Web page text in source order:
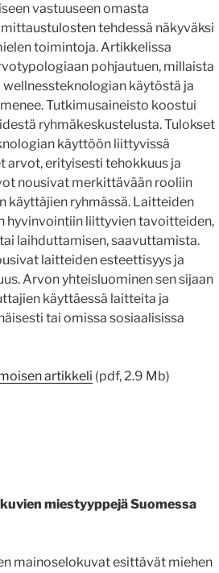
vastuuseen omasta
tehdessä näkyväksi
toimintoja. Artikkelissa
pohjautuen, millaista
käytöstä ja
Tutkimusaineisto koostui
ryhmäkeskustelusta. Tulokset
käyttöön liittyvissä
arvot, erityisesti tehokkuus ja
nousivat merkittävään rooliin
käyttäjien ryhmässä. Laitteiden
hyvinvointiin liittyvien tavoitteiden,
laihduttamisen, saavuttamista.
laitteiden esteettisyys ja
Arvon yhteisluominen sen sijaan
käyttäessä laitteita ja
tai omissa sosiaalisissa
artikkeli (pdf, 2.9 Mb)
miestyyppejä Suomessa
mainoselokuvat esittävät miehen